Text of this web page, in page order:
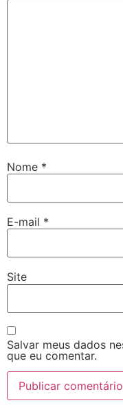
Nome *
E-mail *
Site
Salvar meus dados
que eu comentar.